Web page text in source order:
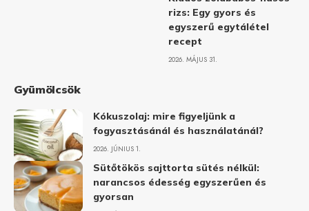
rizs: Egy gyors és
egyszerű egytálétel
recept
2026. MÁJUS 31.
Gyümölcsök
Kókuszolaj: mire figyeljünk a
fogyasztásánál és használatánál?
2026. JÚNIUS 1.
Sütőtökös sajttorta sütés nélkül:
narancsos édesség egyszerűen és
gyorsan